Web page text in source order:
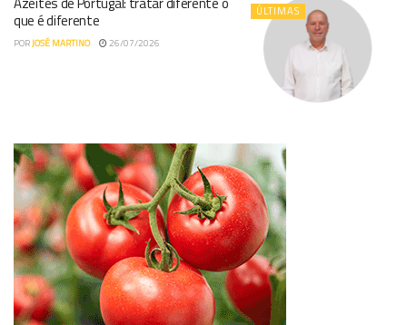
ÚLTIMAS
que é diferente
PORJOSÉ MARTINO 26/07/2026